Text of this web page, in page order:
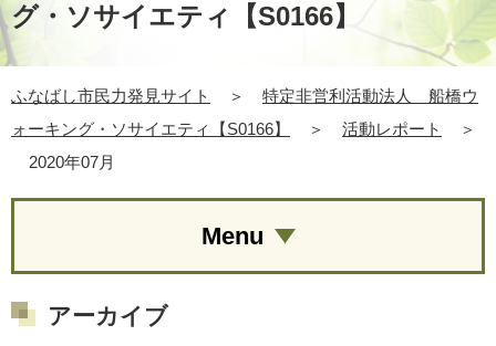
グ・ソサイエティ【S0166】
ふなばし市民力発見サイト ＞
特定非営利活動法人 船橋ウ
ォーキング・ソサイエティ【S0166】
＞ 活動レポート
＞
2020年07月
Menu
アーカイブ